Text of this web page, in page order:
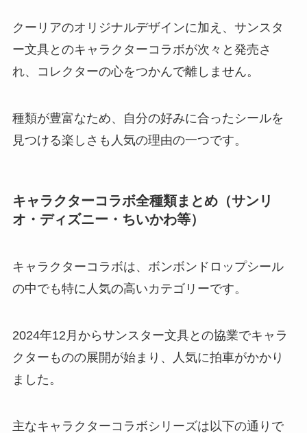
クーリアのオリジナルデザインに加え、サンスタ
ー文具とのキャラクターコラボが次々と発売さ
れ、コレクターの心をつかんで離しません。
種類が豊富なため、自分の好みに合ったシールを
見つける楽しさも人気の理由の一つです。
キャラクターコラボ全種類まとめ（サンリ
オ・ディズニー・ちいかわ等）
キャラクターコラボは、ボンボンドロップシール
の中でも特に人気の高いカテゴリーです。
2024年12月からサンスター文具との協業でキャラ
クターものの展開が始まり、人気に拍車がかかり
ました。
主なキャラクターコラボシリーズは以下の通りで